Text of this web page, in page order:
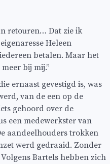
retouren… Dat zie ik
Heleen
betalen. Maar het
bij mij.”
ernaast gevestigd is, was
van de een op de
gehoord over de
een medewerkster van
aandeelhouders trokken
werd gedraaid. Zonder
Bartels hebben zich